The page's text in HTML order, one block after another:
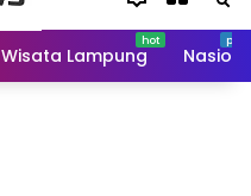
Wisata Lampung